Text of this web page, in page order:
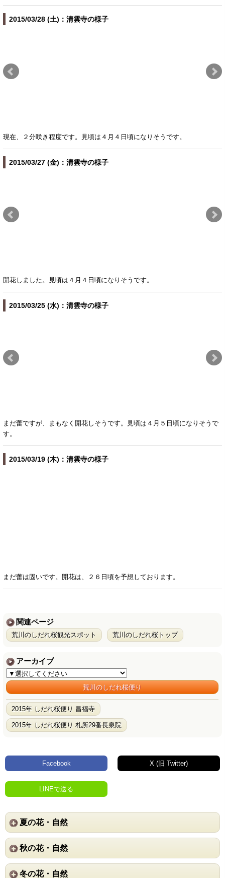
2015/03/28 (土)：清雲寺の様子
現在、２分咲き程度です。見頃は４月４日頃になりそうです。
2015/03/27 (金)：清雲寺の様子
開花しました。見頃は４月４日頃になりそうです。
2015/03/25 (水)：清雲寺の様子
まだ蕾ですが、まもなく開花しそうです。見頃は４月５日頃になりそうで
す。
2015/03/19 (木)：清雲寺の様子
まだ蕾は固いです。開花は、２６日頃を予想しております。
関連ページ
荒川のしだれ桜観光スポット 荒川のしだれ桜トップ
アーカイブ
荒川のしだれ桜便り
2015年 しだれ桜便り 昌福寺
2015年 しだれ桜便り 札所29番長泉院
Facebook X (旧 Twitter)
LINEで送る
夏の花・自然
秋の花・自然
冬の花・自然